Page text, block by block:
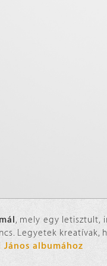
, mely egy letisztult,
Legyetek kreatívak,
János albumához